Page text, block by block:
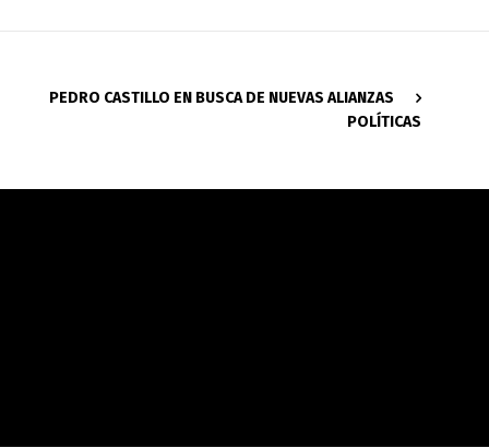
PEDRO CASTILLO EN BUSCA DE NUEVAS ALIANZAS
POLÍTICAS